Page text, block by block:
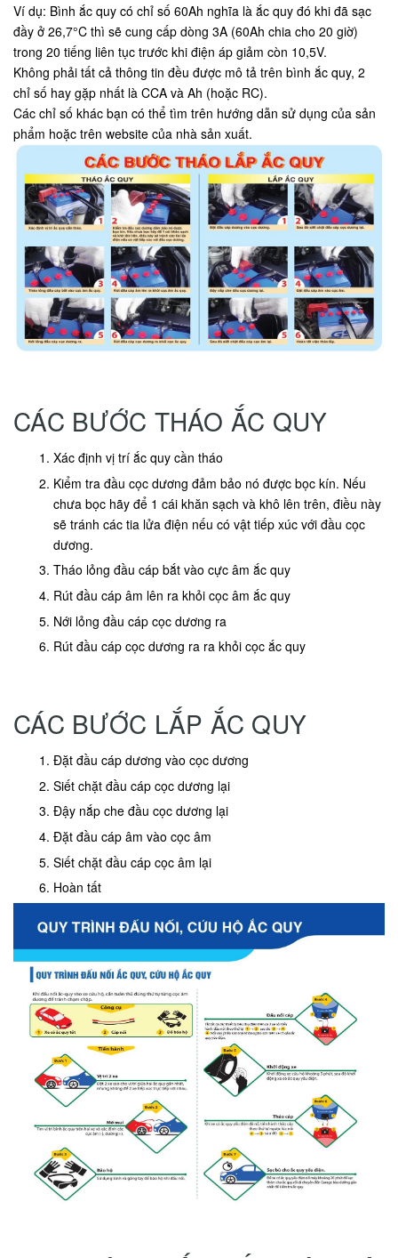
Ví dụ: Bình ắc quy có chỉ số 60Ah nghĩa là ắc quy đó khi đã sạc
đầy ở 26,7°C thì sẽ cung cấp dòng 3A (60Ah chia cho 20 giờ)
trong 20 tiếng liên tục trước khi điện áp giảm còn 10,5V.
Không phải tất cả thông tin đều được mô tả trên bình ắc quy, 2
chỉ số hay gặp nhất là CCA và Ah (hoặc RC).
Các chỉ số khác bạn có thể tìm trên hướng dẫn sử dụng của sản
phẩm hoặc trên website của nhà sản xuất.
CÁC BƯỚC THÁO ẮC QUY
Xác định vị trí ắc quy cần tháo
Kiểm tra đầu cọc dương đảm bảo nó được bọc kín. Nếu
chưa bọc hãy để 1 cái khăn sạch và khô lên trên, điều này
sẽ tránh các tia lửa điện nếu có vật tiếp xúc với đầu cọc
dương.
Tháo lỏng đầu cáp bắt vào cực âm ắc quy
Rút đầu cáp âm lên ra khỏi cọc âm ắc quy
Nới lỏng đầu cáp cọc dương ra
Rút đầu cáp cọc dương ra ra khỏi cọc ắc quy
CÁC BƯỚC LẮP ẮC QUY
Đặt đầu cáp dương vào cọc dương
Siết chặt đầu cáp cọc dương lại
Đậy nắp che đầu cọc dương lại
Đặt đầu cáp âm vào cọc âm
Siết chặt đầu cáp cọc âm lại
Hoàn tất